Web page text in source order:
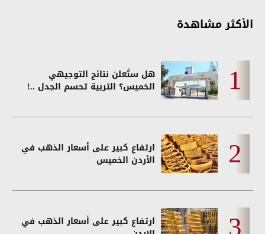
الأكثر مشاهدة
هل ستُعلن نتائج التوجيهي
الخميس؟ التربية تحسم الجدل ..!
ارتفاع كبير على أسعار الذهب في
الأردن الخميس
ارتفاع كبير على أسعار الذهب في